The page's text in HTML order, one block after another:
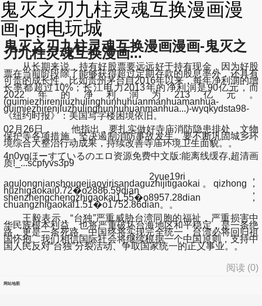
鬼灭之刃九柱灵魂互换漫画漫
画-pg电玩城
鬼灭之刃九柱灵魂互换漫画漫画-鬼灭之
刃九柱灵魂互换漫画...
从长期来说，持有好股票要远远好于持有现金，因为好股
票在当前阶段除了能够获得超过定期存款的股息率外，还具有
可贵的成长性。比如贵州茅台自2016年以来，每年净利润的增
长率都超过10%；长江电力2013年的净利润是90亿元，而
2022年的净利润为213亿元。
(guimiezhirenjiuzhulinghunhuhuanmanhuamanhua-
guimiezhirenjiuzhulinghunhuhuanmanhua...)-wyqkydsta98-
《纽约时报》：美国写字楼困境依旧。
02月26日， 他指出，要扎实做好寺庙消防隐患排处、文物
保护等各项措施，坚决遏制消防事故发生。要不断巩固城乡环
境综合大整治行动成果，持续改善寺庙环境卫生面貌。。
4n0ygほーすているのエロ资源免费中文版:能离线缓存,超清画
质!_...scpfyvs3p9
2yue19ri，
agulongnianshougejiaoyirisandaguzhijitigaokai。qizhong，
huzhigaokai0.72�o2886.59dian，
shenzhengchengzhigaokai1.55�o8957.28dian，
chuangzhigaokai1.51�o1752.86dian。。
王毅表示，“台独”严重威胁台湾同胞的福祉，严重损害中
华民族根本利益，也将严重破坏台海地区和平稳定，是一条绝
路，更是一条死路。中国终将实现完全统一，台湾必将回归祖
国怀抱。我们相信国际社会将继续根据一个中国原则，支持中
国人民反对“台独”分裂活动、争取国家统一的正义事业。。
阅读 (0)
网站地图